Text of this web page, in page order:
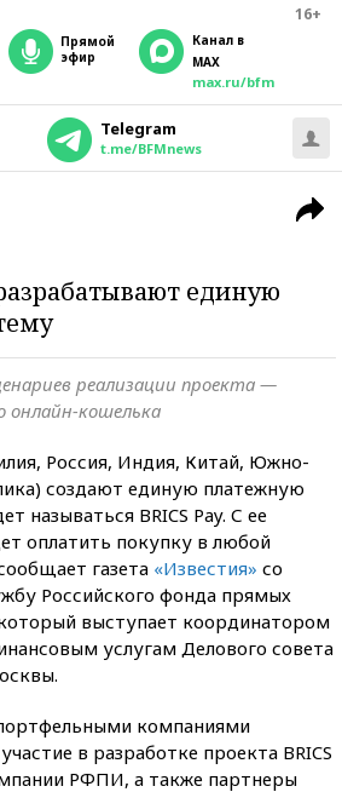
16+
прямой
эфир
Канал в
MAX
max.ru/bfm
Telegram
t.me/BFMnews
единую
реализации проекта —
онлайн-кошелька
Россия, Индия, Китай, Южно-
создают единую платежную
называться BRICS Pay. С ее
оплатить покупку в любой
газета «Известия» со
Российского фонда прямых
выступает координатором
услугам Делового совета
компаниями
в разработке проекта BRICS
РФПИ, а также партнеры